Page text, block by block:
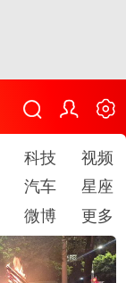
科技
视频
汽车
星座
微博 更多